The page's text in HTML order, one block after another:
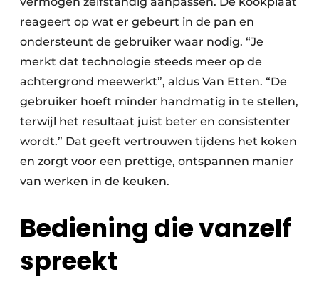
reageert op wat er gebeurt in de pan en
ondersteunt de gebruiker waar nodig. “Je
merkt dat technologie steeds meer op de
achtergrond meewerkt”, aldus Van Etten. “De
gebruiker hoeft minder handmatig in te stellen,
terwijl het resultaat juist beter en consistenter
wordt.” Dat geeft vertrouwen tijdens het koken
en zorgt voor een prettige, ontspannen manier
van werken in de keuken.
Bediening die vanzelf
spreekt